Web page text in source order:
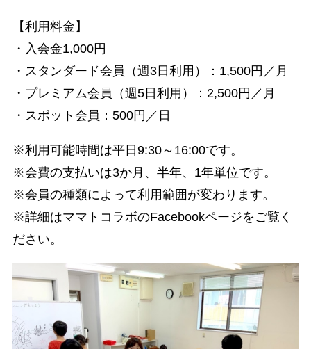
【利用料金】
・入会金1,000円
・スタンダード会員（週3日利用）：1,500円／月
・プレミアム会員（週5日利用）：2,500円／月
・スポット会員：500円／日
※利用可能時間は平日9:30～16:00です。
※会費の支払いは3か月、半年、1年単位です。
※会員の種類によって利用範囲が変わります。
※詳細はママトコラボのFacebookページをご覧く
ださい。